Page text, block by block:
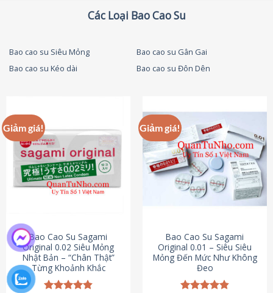
thể.
tùy
thể
được
chọn
trên
trang
sản
phẩm
Các Loại Bao Cao Su
Bao cao su Siêu Mỏng
Bao cao su Gân Gai
Bao cao su Kéo dài
Bao cao su Đôn Dên
Giảm giá!
Bao Cao Su Sagami
Original 0.02 Siêu Mỏng
Nhật Bản – “Chân Thật”
Từng Khoảnh Khắc
Giảm giá!
Bao Cao Su Sagami
Original 0.01 – Siêu Siêu
Mỏng Đến Mức Như Không
Đeo